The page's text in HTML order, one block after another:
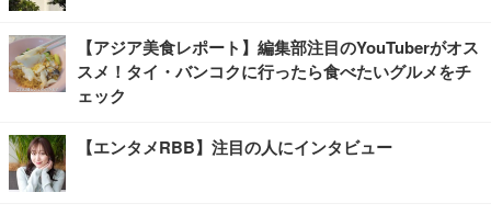
【アジア美食レポート】編集部注目のYouTuberがオス
スメ！タイ・バンコクに行ったら食べたいグルメをチ
ェック
【エンタメRBB】注目の人にインタビュー